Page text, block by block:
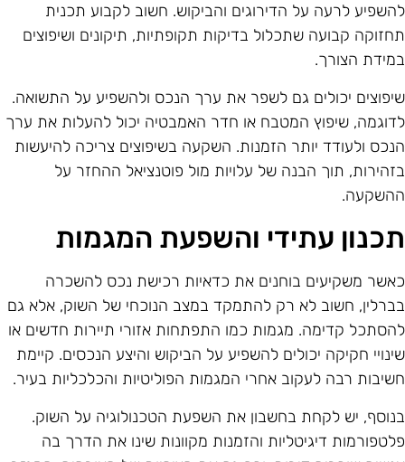
לרעה על הדירוגים והביקוש. חשוב לקבוע תכנית
קבועה שתכלול בדיקות תקופתיות, תיקונים ושיפוצים
הצורך.
יכולים גם לשפר את ערך הנכס ולהשפיע על התשואה.
שיפוץ המטבח או חדר האמבטיה יכול להעלות את ערך
ולעודד יותר הזמנות. השקעה בשיפוצים צריכה להיעשות
תוך הבנה של עלויות מול פוטנציאל ההחזר על
עתידי והשפעת המגמות
משקיעים בוחנים את כדאיות רכישת נכס להשכרה
חשוב לא רק להתמקד במצב הנוכחי של השוק, אלא גם
קדימה. מגמות כמו התפתחות אזורי תיירות חדשים או
חקיקה יכולים להשפיע על הביקוש והיצע הנכסים. קיימת
רבה לעקוב אחרי המגמות הפוליטיות והכלכליות בעיר.
יש לקחת בחשבון את השפעת הטכנולוגיה על השוק.
דיגיטליות והזמנות מקוונות שינו את הדרך בה